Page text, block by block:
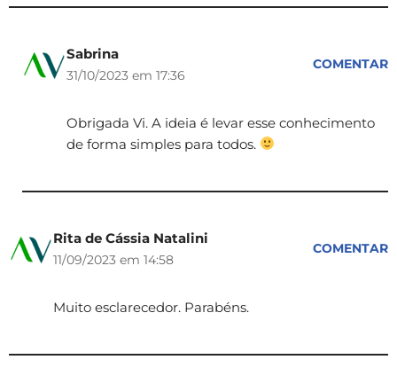
Sabrina
31/10/2023 em 17:36
COMENTAR
Obrigada Vi. A ideia é levar esse conhecimento
de forma simples para todos.
Rita de Cássia Natalini
11/09/2023 em 14:58
COMENTAR
Muito esclarecedor. Parabéns.